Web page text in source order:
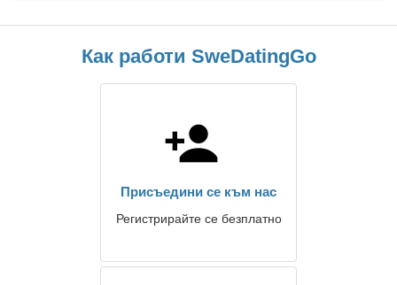
Как работи SweDatingGo
Присъедини се към нас
Регистрирайте се безплатно